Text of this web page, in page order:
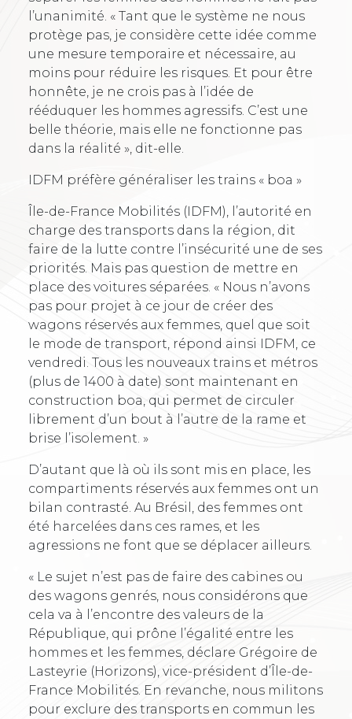
l’unanimité. « Tant que le système ne nous
protège pas, je considère cette idée comme
une mesure temporaire et nécessaire, au
moins pour réduire les risques. Et pour être
honnête, je ne crois pas à l’idée de
rééduquer les hommes agressifs. C’est une
belle théorie, mais elle ne fonctionne pas
dans la réalité », dit-elle.
IDFM préfère généraliser les trains « boa »
Île-de-France Mobilités (IDFM), l’autorité en
charge des transports dans la région, dit
faire de la lutte contre l’insécurité une de ses
priorités. Mais pas question de mettre en
place des voitures séparées. « Nous n’avons
pas pour projet à ce jour de créer des
wagons réservés aux femmes, quel que soit
le mode de transport, répond ainsi IDFM, ce
vendredi. Tous les nouveaux trains et métros
(plus de 1400 à date) sont maintenant en
construction boa, qui permet de circuler
librement d’un bout à l’autre de la rame et
brise l’isolement. »
D’autant que là où ils sont mis en place, les
compartiments réservés aux femmes ont un
bilan contrasté. Au Brésil, des femmes ont
été harcelées dans ces rames, et les
agressions ne font que se déplacer ailleurs.
« Le sujet n’est pas de faire des cabines ou
des wagons genrés, nous considérons que
cela va à l’encontre des valeurs de la
République, qui prône l’égalité entre les
hommes et les femmes, déclare Grégoire de
Lasteyrie (Horizons), vice-président d’Île-de-
France Mobilités. En revanche, nous militons
pour exclure des transports en commun les